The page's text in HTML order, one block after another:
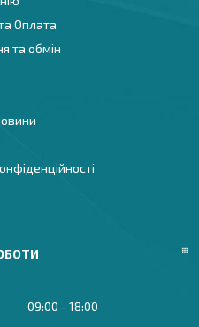
Оплата
та обмін
09:00 18:00